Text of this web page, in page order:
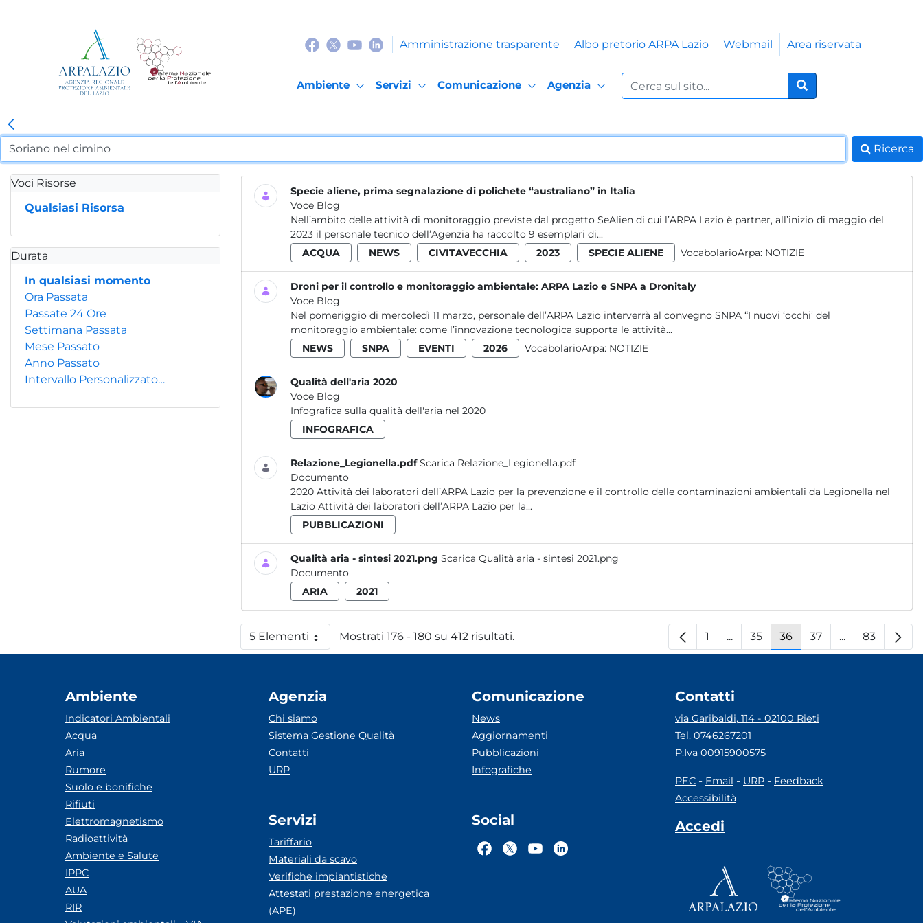
Amministrazione trasparente Albo pretorio ARPA Lazio Webmail Area riservata
Ambiente Servizi Comunicazione Agenzia
Cerca nel sito:
Cerca
Ricerca
Voci Risorse
Qualsiasi Risorsa
Durata
In qualsiasi momento
Ora Passata
Passate 24 Ore
Settimana Passata
Mese Passato
Anno Passato
Intervallo Personalizzato…
Specie aliene, prima segnalazione di polichete “australiano” in Italia
Voce Blog
Nell’ambito delle attività di monitoraggio previste dal progetto SeAlien di cui l’ARPA Lazio è partner, all’inizio di maggio del
2023 il personale tecnico dell’Agenzia ha raccolto 9 esemplari di...
ACQUA
NEWS CIVITAVECCHIA 2023 SPECIE ALIENE VocabolarioArpa: NOTIZIE
Droni per il controllo e monitoraggio ambientale: ARPA Lazio e SNPA a Dronitaly
Voce Blog
Nel pomeriggio di mercoledì 11 marzo, personale dell’ARPA Lazio interverrà al convegno SNPA “I nuovi ‘occhi’ del
monitoraggio ambientale: come l’innovazione tecnologica supporta le attività...
NEWS
SNPA EVENTI 2026 VocabolarioArpa: NOTIZIE
Qualità dell'aria 2020
Voce Blog
Infografica sulla qualità dell'aria nel 2020
INFOGRAFICA
Relazione_Legionella.pdf Scarica Relazione_Legionella.pdf
Documento
2020 Attività dei laboratori dell’ARPA Lazio per la prevenzione e il controllo delle contaminazioni ambientali da Legionella nel
Lazio Attività dei laboratori dell’ARPA Lazio per la...
PUBBLICAZIONI
Qualità aria - sintesi 2021.png Scarica Qualità aria - sintesi 2021.png
Documento
ARIA
2021
5 ElementiPer paginaMostrati 176 - 180 su 412 risultati. Pagina
1 ...Pagine intermedie
Pagina
35 Pagina
36 Pagina
37 ...PaginePagina
83
Ambiente
Indicatori Ambientali
Acqua
Aria
Rumore
Suolo e bonifiche
Rifiuti
Elettromagnetismo
Radioattività
Ambiente e Salute
IPPC
AUA
RIR
Agenzia
Chi siamo
Sistema Gestione Qualità
Contatti
URP
Servizi
Tariffario
Materiali da scavo
Verifiche impiantistiche
Attestati prestazione energetica
(APE)
Comunicazione
News
Aggiornamenti
Pubblicazioni
Infografiche
Social
Contatti
via Garibaldi, 114 - 02100 Rieti
Tel. 0746267201
P.Iva 00915900575
PEC - Email - URP - Feedback
Accessibilità
Accedi